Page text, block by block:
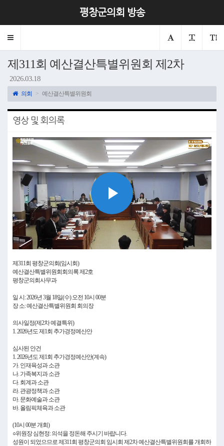
평창군의회 방송
Toggle
제311회 예산결산특별위원회 제2차
2026.03.18
의회 예산결산특별위원회
영상 및 회의록
Play
Video
제311회 평창군의회(임시회)
예산결산특별위원회회의록 제2호
평창군의회사무과
일 시: 2026년 3월 18일(수) 오전 10시 00분
장 소: 예산결산특별위원회 회의장
의사일정(제2차 예결특위)
1. 2026년도 제1회 추가경정예산안
심사된 안건
1. 2026년도 제1회 추가경정예산안(계속)
가. 인재육성과 소관
나. 가족복지과 소관
다. 회계과 소관
라. 관광정책과 소관
마. 문화예술과 소관
바. 올림픽체육과 소관
(10시 00분 개회)
○위원장 심현정: 의석을 정돈해 주시기 바랍니다.
성원이 되었으므로 제311회 평창군의회 임시회 제2차 예산결산특별위원회를 개회하